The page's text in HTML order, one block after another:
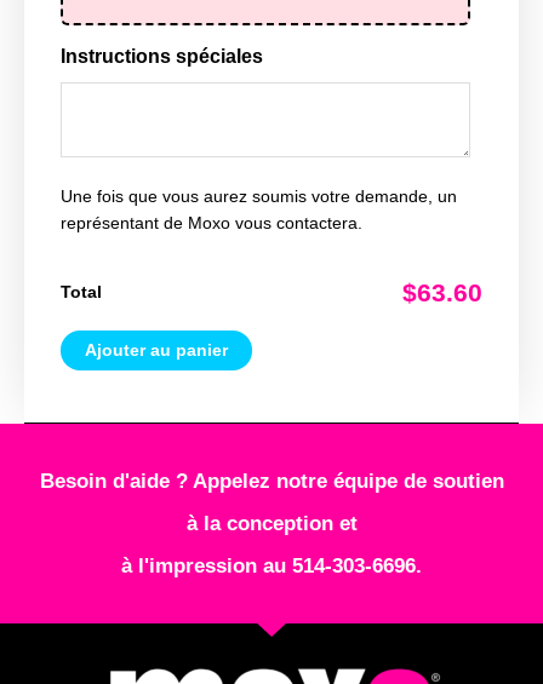
Instructions spéciales
Une fois que vous aurez soumis votre demande, un
représentant de Moxo vous contactera.
Total $63.60
Ajouter au panier
Besoin d'aide ? Appelez notre équipe de soutien
à la conception et
à l'impression au 514-303-6696.